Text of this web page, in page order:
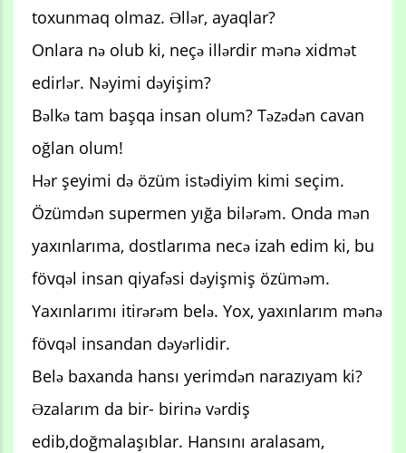
toxunmaq olmaz. Əllər, ayaqlar?
Onlara nə olub ki, neçə illərdir mənə xidmət
edirlər. Nəyimi dəyişim?
Bəlkə tam başqa insan olum? Təzədən cavan
oğlan olum!
Hər şeyimi də özüm istədiyim kimi seçim.
Özümdən supermen yığa bilərəm. Onda mən
yaxınlarıma, dostlarıma necə izah edim ki, bu
fövqəl insan qiyafəsi dəyişmiş özüməm.
Yaxınlarımı itirərəm belə. Yox, yaxınlarım mənə
fövqəl insandan dəyərlidir.
Belə baxanda hansı yerimdən narazıyam ki?
Əzalarım da bir- birinə vərdiş
edib,doğmalaşıblar. Hansını aralasam,